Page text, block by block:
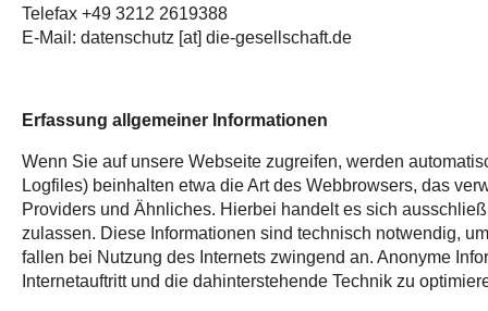
Telefax +49 3212 2619388
E-Mail: datenschutz [at] die-gesellschaft.de
Erfassung allgemeiner Informationen
Wenn Sie auf unsere Webseite zugreifen, werden
Logfiles) beinhalten etwa die Art des Webbrowsers, das
Providers und Ähnliches. Hierbei handelt es sich
zulassen. Diese Informationen sind technisch notwendig,
fallen bei Nutzung des Internets zwingend an. Anonyme
Internetauftritt und die dahinterstehende Technik zu